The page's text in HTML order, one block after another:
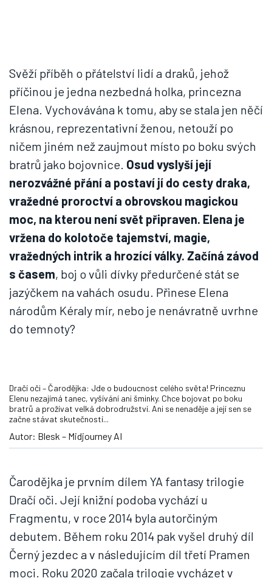
Svěží příběh o přátelství lidí a draků, jehož
příčinou je jedna nezbedná holka, princezna
Elena. Vychovávána k tomu, aby se stala jen něčí
krásnou, reprezentativní ženou, netouží po
ničem jiném než zaujmout místo po boku svých
bratrů jako bojovnice. Osud vyslyší její
nerozvážné přání a postaví jí do cesty draka,
vražedné proroctví a obrovskou magickou
moc, na kterou není svět připraven. Elena je
vržena do kolotoče tajemství, magie,
vražedných intrik a hrozící války. Začíná závod
s časem, boj o vůli dívky předurčené stát se
jazýčkem na vahách osudu. Přinese Elena
národům Kéraly mír, nebo je nenávratně uvrhne
do temnoty?
Dračí oči – Čarodějka: Jde o budoucnost celého světa! Princeznu
Elenu nezajímá tanec, vyšívání ani šminky. Chce bojovat po boku
bratrů a prožívat velká dobrodružství. Ani se nenaděje a její sen se
začne stávat skutečností...
Autor: Blesk – Midjourney AI
Čarodějka je prvním dílem YA fantasy trilogie
Dračí oči. Její knižní podoba vychází u
Fragmentu, v roce 2014 byla autorčiným
debutem. Během roku 2014 pak vyšel druhý díl
Černý jezdec a v následujícím díl třetí Pramen
moci. Roku 2020 začala trilogie vycházet v